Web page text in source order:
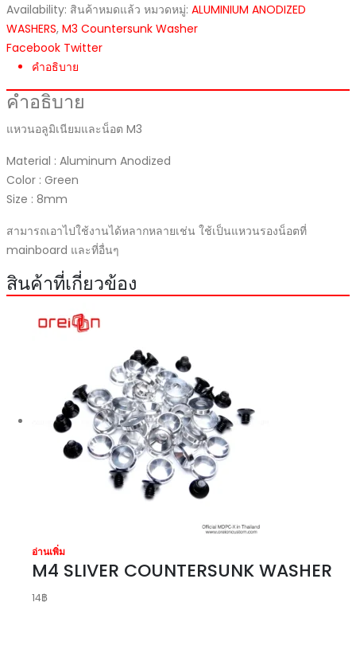
Availability: สินค้าหมดแล้ว หมวดหมู่: ALUMINIUM ANODIZED
WASHERS, M3 Countersunk Washer
Facebook Twitter
คำอธิบาย
คำอธิบาย
แหวนอลูมิเนียมและน็อต M3
Material : Aluminum Anodized
Color : Green
Size : 8mm
สามารถเอาไปใช้งานได้หลากหลายเช่น ใช้เป็นแหวนรองน็อตที่
mainboard และที่อื่นๆ
สินค้าที่เกี่ยวข้อง
อ่านเพิ่ม
M4 SLIVER COUNTERSUNK WASHER
14฿